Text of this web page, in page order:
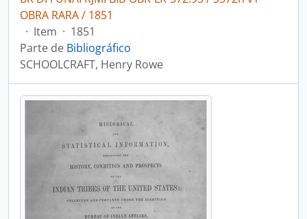
OBRA RARA / 1851
· Item · 1851
Parte de Bibliográfico
SCHOOLCRAFT, Henry Rowe